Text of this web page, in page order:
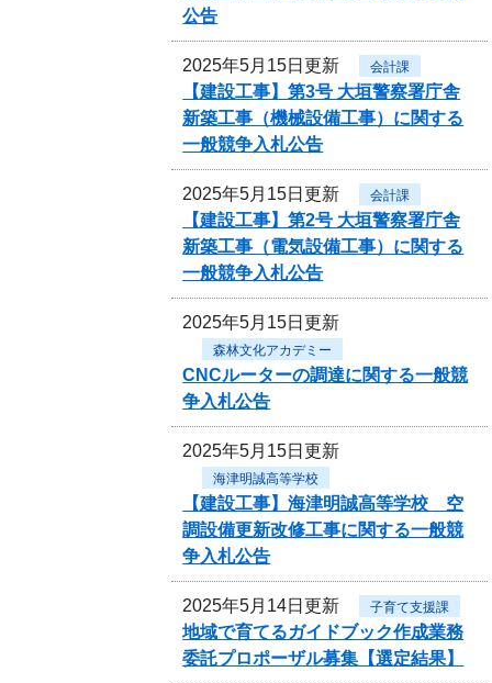
公告
2025年5月15日更新 会計課
【建設工事】第3号 大垣警察署庁舎
新築工事（機械設備工事）に関する
一般競争入札公告
2025年5月15日更新 会計課
【建設工事】第2号 大垣警察署庁舎
新築工事（電気設備工事）に関する
一般競争入札公告
2025年5月15日更新
森林文化アカデミー
CNCルーターの調達に関する一般競
争入札公告
2025年5月15日更新
海津明誠高等学校
【建設工事】海津明誠高等学校 空
調設備更新改修工事に関する一般競
争入札公告
2025年5月14日更新 子育て支援課
地域で育てるガイドブック作成業務
委託プロポーザル募集【選定結果】